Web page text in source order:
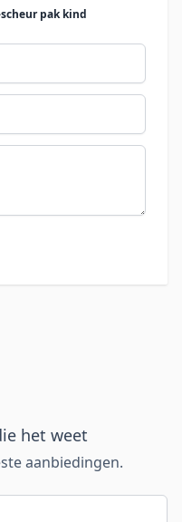
pak kind
het weet
aanbiedingen.